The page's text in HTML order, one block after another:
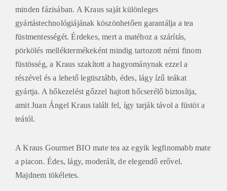
minden fázisában. A Kraus saját különleges
gyártástechnológiájának köszönhetően garantálja a tea
füstmentességét. Érdekes, mert a matéhoz a szárítás,
pörkölés melléktermékeként mindig tartozott némi finom
füstösség, a Kraus szakított a hagyománynak ezzel a
részével és a lehető legtisztább, édes, lágy ízű teákat
gyártja. A hőkezelést gőzzel hajtott hőcserélő biztosítja,
amit Juan Ángel Kraus talált fel, így tarják távol a füstöt a
teától.
A Kraus Gourmet BIO mate tea az egyik legfinomabb mate
a piacon. Édes, lágy, moderált, de elegendő erővel.
Majdnem tökéletes.